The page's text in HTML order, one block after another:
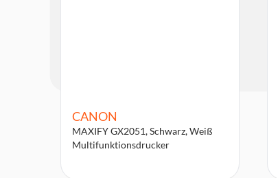
CANON
MAXIFY GX2051, Schwarz, Weiß
Multifunktionsdrucker